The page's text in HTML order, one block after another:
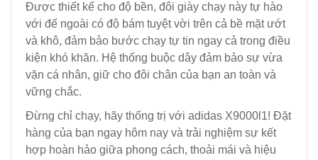
Được thiết kế cho độ bền, đôi giày chạy này tự hào
với đế ngoài có độ bám tuyệt vời trên cả bề mặt ướt
và khô, đảm bảo bước chạy tự tin ngay cả trong điều
kiện khó khăn. Hệ thống buộc dây đảm bảo sự vừa
vặn cá nhân, giữ cho đôi chân của bạn an toàn và
vững chắc.
Đừng chỉ chạy, hãy thống trị với adidas X9000l1! Đặt
hàng của bạn ngay hôm nay và trải nghiệm sự kết
hợp hoàn hảo giữa phong cách, thoải mái và hiệu